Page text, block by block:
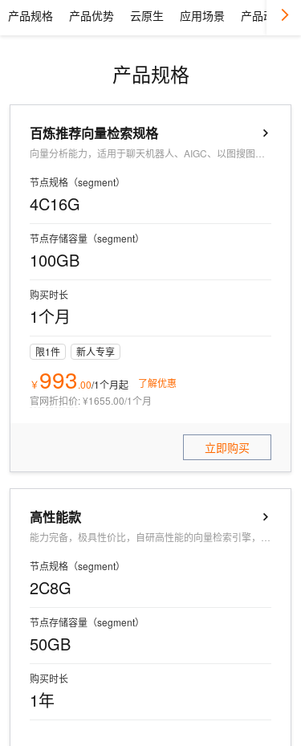
产品规格 产品优势 云原生 应用场景 产品动态
产品规格
百炼推荐向量检索规格
节点规格（segment）
4C16G
节点存储容量（segment）
100GB
购买时长
1个月
限1件 新人专享
￥993.00/1个月起
了解优惠
官网折扣价:¥1655.00/1个月
立即购买
高性能款
节点规格（segment）
2C8G
节点存储容量（segment）
50GB
购买时长
1年